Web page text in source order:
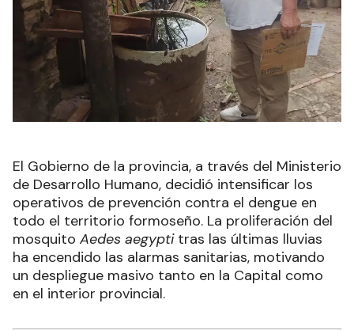
El Gobierno de la provincia, a través del Ministerio
de Desarrollo Humano, decidió intensificar los
operativos de prevención contra el dengue en
todo el territorio formoseño. La proliferación del
mosquito Aedes aegyptitras las últimas lluvias
ha encendido las alarmas sanitarias, motivando
un despliegue masivo tanto en la Capital como
en el interior provincial.